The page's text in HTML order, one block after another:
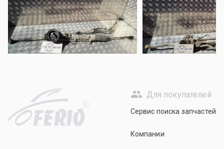
R
Для покупателей
Сервис поиска запчастей
Компании